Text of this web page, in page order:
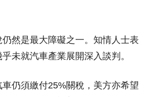
然是最大障礙之一。知情人士表
未就汽車產業展開深入談判。
仍須繳付25%關稅，美方亦希望